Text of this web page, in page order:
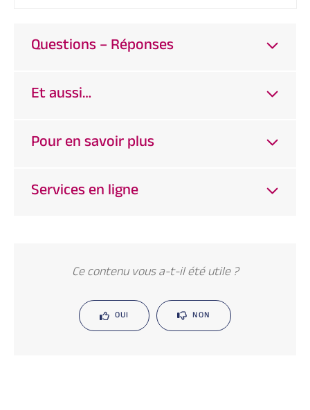
Questions – Réponses
Et aussi…
Pour en savoir plus
Services en ligne
Ce contenu vous a-t-il été utile ?
OUI NON